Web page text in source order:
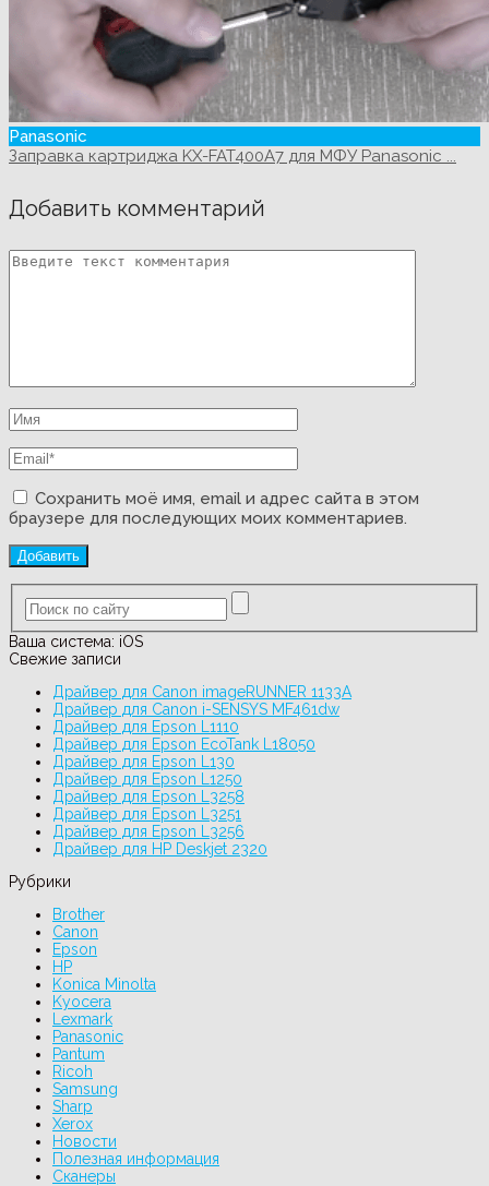
Panasonic
Заправка картриджа KX-FAT400A7 для МФУ Panasonic ...
Добавить комментарий
Сохранить моё имя, email и адрес сайта в этом
браузере для последующих моих комментариев.
Ваша система: iOS
Свежие записи
Драйвер для Canon imageRUNNER 1133A
Драйвер для Canon i-SENSYS MF461dw
Драйвер для Epson L1110
Драйвер для Epson EcoTank L18050
Драйвер для Epson L130
Драйвер для Epson L1250
Драйвер для Epson L3258
Драйвер для Epson L3251
Драйвер для Epson L3256
Драйвер для HP Deskjet 2320
Рубрики
Brother
Canon
Epson
HP
Konica Minolta
Kyocera
Lexmark
Panasonic
Pantum
Ricoh
Samsung
Sharp
Xerox
Новости
Полезная информация
Сканеры